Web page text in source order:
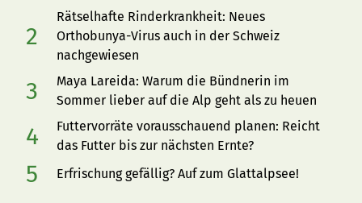
Rätselhafte Rinderkrankheit: Neues
Orthobunya-Virus auch in der Schweiz
nachgewiesen
Maya Lareida: Warum die Bündnerin im
Sommer lieber auf die Alp geht als zu heuen
Futtervorräte vorausschauend planen: Reicht
das Futter bis zur nächsten Ernte?
Erfrischung gefällig? Auf zum Glattalpsee!